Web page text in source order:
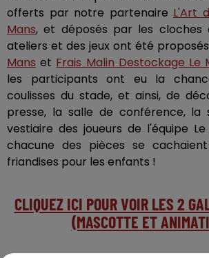
offerts par notre partenaire L'Art
Mans, et déposés par les cloches
ateliers et des jeux ont été
Mans et Frais Malin Destockage Le
les participants ont eu la
coulisses du stade, et ainsi, de
presse, la salle de conférence,
vestiaire des joueurs de l'équipe
chacune des pièces se
friandises pour les enfants !
CLIQUEZ ICI POUR VOIR LES 2
(MASCOTTE ET